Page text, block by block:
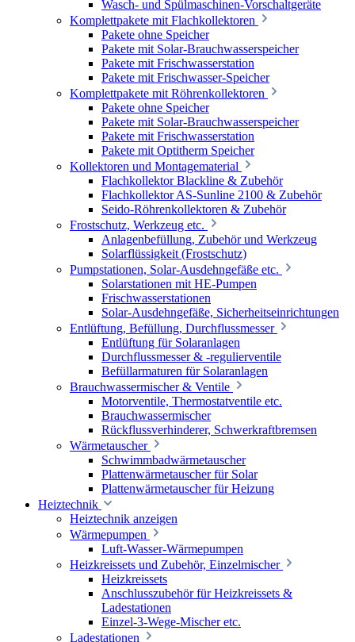
Wasch- und Spülmaschinen-Vorschaltgeräte
Komplettpakete mit Flachkollektoren
Pakete ohne Speicher
Pakete mit Solar-Brauchwasserspeicher
Pakete mit Frischwasserstation
Pakete mit Frischwasser-Speicher
Komplettpakete mit Röhrenkollektoren
Pakete ohne Speicher
Pakete mit Solar-Brauchwasserspeicher
Pakete mit Frischwasserstation
Pakete mit Optitherm Speicher
Kollektoren und Montagematerial
Flachkollektor Blackline & Zubehör
Flachkollektor AS-Sunline 2100 & Zubehör
Seido-Röhrenkollektoren & Zubehör
Frostschutz, Werkzeug etc.
Anlagenbefüllung, Zubehör und Werkzeug
Solarflüssigkeit (Frostschutz)
Pumpstationen, Solar-Ausdehngefäße etc.
Solarstationen mit HE-Pumpen
Frischwasserstationen
Solar-Ausdehngefäße, Sicherheitseinrichtungen
Entlüftung, Befüllung, Durchflussmesser
Entlüftung für Solaranlagen
Durchflussmesser & -regulierventile
Befüllarmaturen für Solaranlagen
Brauchwassermischer & Ventile
Motorventile, Thermostatventile etc.
Brauchwassermischer
Rückflussverhinderer, Schwerkraftbremsen
Wärmetauscher
Schwimmbadwärmetauscher
Plattenwärmetauscher für Solar
Plattenwärmetauscher für Heizung
Heiztechnik
Heiztechnik anzeigen
Wärmepumpen
Luft-Wasser-Wärmepumpen
Heizkreissets und Zubehör, Einzelmischer
Heizkreissets
Anschlusszubehör für Heizkreissets &
Ladestationen
Einzel-3-Wege-Mischer etc.
Ladestationen